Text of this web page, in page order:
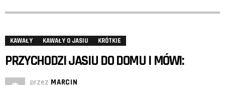
KAWAŁY KAWAŁY O JASIU KRÓTKIE
PRZYCHODZI JASIU DO DOMU I MÓWI:
przez MARCIN